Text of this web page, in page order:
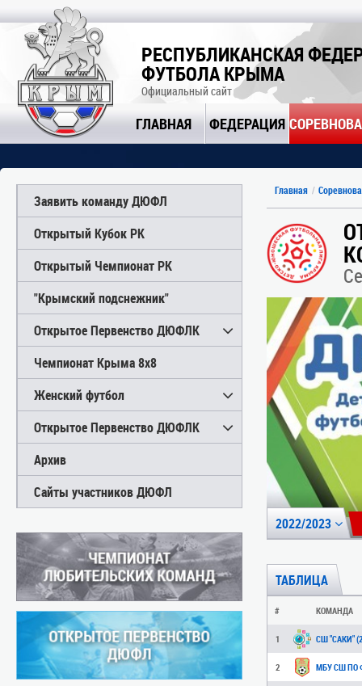
РЕСПУБЛИКАНСКАЯ
ФУТБОЛА КРЫМА
Официальный сайт
ГЛАВНАЯ ФЕДЕРАЦИЯ
Заявить команду ДЮФЛ
Открытый Кубок РК
Открытый Чемпионат РК
"Крымский подснежник"
Открытое Первенство ДЮФЛК
Чемпионат Крыма 8х8
Женский футбол
Открытое Первенство ДЮФЛК
Архив
Сайты участников ДЮФЛ
Главная
2022/2023
ТАБЛИЦА
# КОМАНДА
1 СШ "САКИ"
2